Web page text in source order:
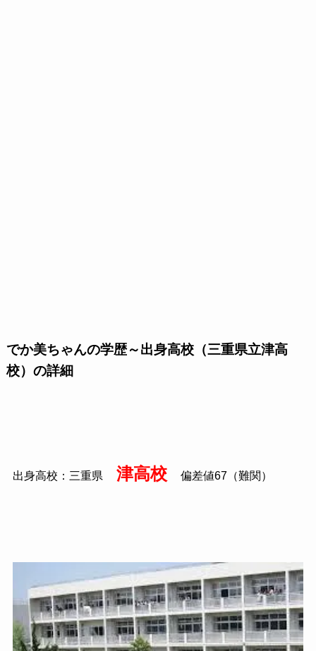
でか美ちゃんの学歴～出身高校（三重県立津高
校）の詳細
出身高校：三重県 津高校 偏差値67（難関）